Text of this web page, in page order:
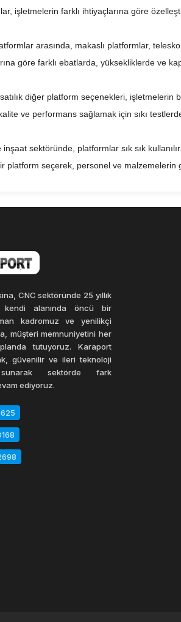
işletmelerin farklı ihtiyaçlarına göre
arasında, makaslı platformlar,
göre farklı ebatlarda, yüksekliklerde ve
diğer platform seçenekleri,
ve performans sağlamak için sıkı
inşaat sektöründe, platformlar sık sık
platform seçerek, personel ve malzemelerin
CNC sektöründe 25 yıllık
kendi alanında öncü bir
kadromuz ve yenilikçi
müşteri memnuniyetini her
tutuyoruz. Karaport
güvenilir ve ileri teknoloji
sektörde fark
ediyoruz.